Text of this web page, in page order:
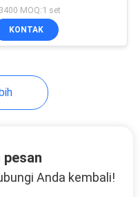
Ulang T960, Untuk
Kecil
MOQ:1 set
KONTAK
Anda kembali!